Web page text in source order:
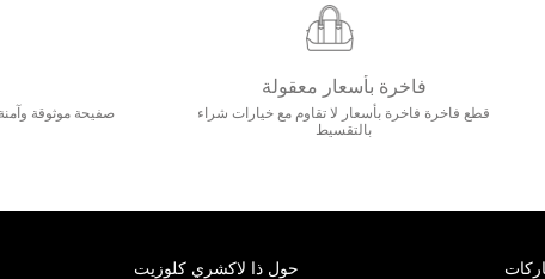
فاخرة بأسعار معقولة
قطع فاخرة فاخرة بأسعار لا تقاوم مع خيارات شراء
بالتقسيط
حول ذا لاكشري كلوزيت